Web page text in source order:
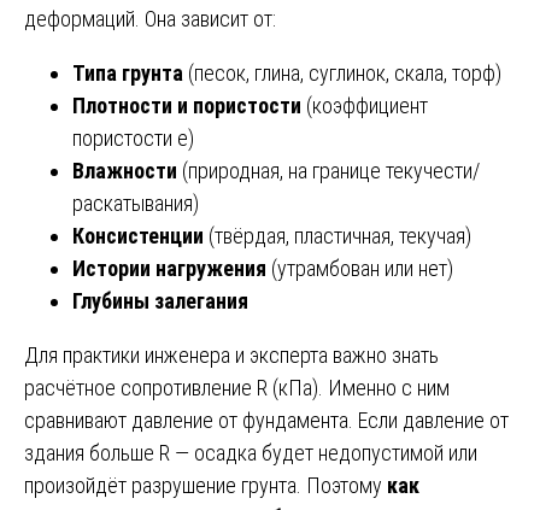
деформаций. Она зависит от:
Типа грунта (песок, глина, суглинок, скала, торф)
Плотности и пористости (коэффициент
пористости e)
Влажности (природная, на границе текучести/
раскатывания)
Консистенции (твёрдая, пластичная, текучая)
Истории нагружения (утрамбован или нет)
Глубины залегания
Для практики инженера и эксперта важно знать
расчётное сопротивление R (кПа). Именно с ним
сравнивают давление от фундамента. Если давление от
здания больше R — осадка будет недопустимой или
произойдёт разрушение грунта. Поэтому как